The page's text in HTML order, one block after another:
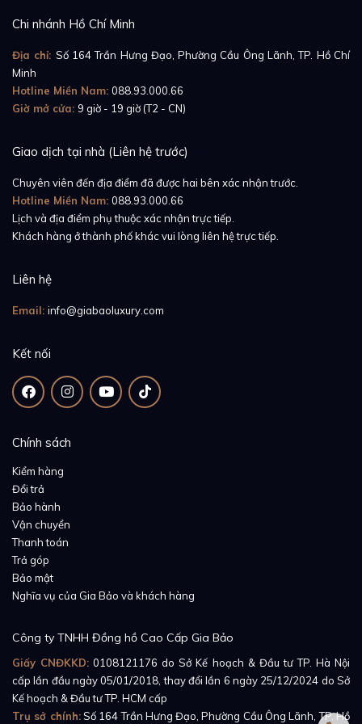
Bộ kim trung tâm nổi bật với kim giờ hình mũi tên
thiết kế to hơi cong, kim phút hình chiếc lá. Các mốc
chỉ giờ dạng vạch màu vàng thiết kế to giúp người sử
vị trí 3h, 6h, 9h và 12h Omega nhấn mạnh bằng các
chữ số Ả Rập màu trắng càng làm cho chiếc Omega
Seamaster Railmaster 220.10.38.20.01.002 trở nên
thu hút hơn.
Đồng Hồ Seamaster Railmaster 220.10.38.20.01.002
được thiết kế dành riêng cho những người làm việc
trong môi trường từ trường. Vì thế, sản phẩm có khả
lên cót tự động Master Chronometer Caliber 8806 có
khả năng chống từ lên đến 15.000 gauss.
Chi nhánh Hồ Chí Minh
Địa chỉ: Số 164 Trần Hưng Đạo, Phường Cầu Ông Lãnh, TP. Hồ Chí
Minh
Hotline Miền Nam: 088.93.000.66
Giờ mở cửa: 9 giờ - 19 giờ (T2 - CN)
Giao dịch tại nhà (Liên hệ trước)
Chuyên viên đến địa điểm đã được hai bên xác nhận trước.
Hotline Miền Nam: 088.93.000.66
Lịch và địa điểm phụ thuộc xác nhận trực tiếp.
Khách hàng ở thành phố khác vui lòng liên hệ trực tiếp.
Liên hệ
Email: info@giabaoluxury.com
Kết nối
Chính sách
Kiểm hàng
Đổi trả
Bảo hành
Vận chuyển
Thanh toán
Trả góp
Bảo mật
Nghĩa vụ của Gia Bảo và khách hàng
Công ty TNHH Đồng hồ Cao Cấp Gia Bảo
Giấy CNĐKKD: 0108121176 do Sở Kế hoạch & Đầu tư TP. Hà Nội
cấp lần đầu ngày 05/01/2018, thay đổi lần 6 ngày 25/12/2024 do Sở
Kế hoạch & Đầu tư TP. HCM cấp
Trụ sở chính:Số 164 Trần Hưng Đạo, Phường Cầu Ông Lãnh, TP. Hồ